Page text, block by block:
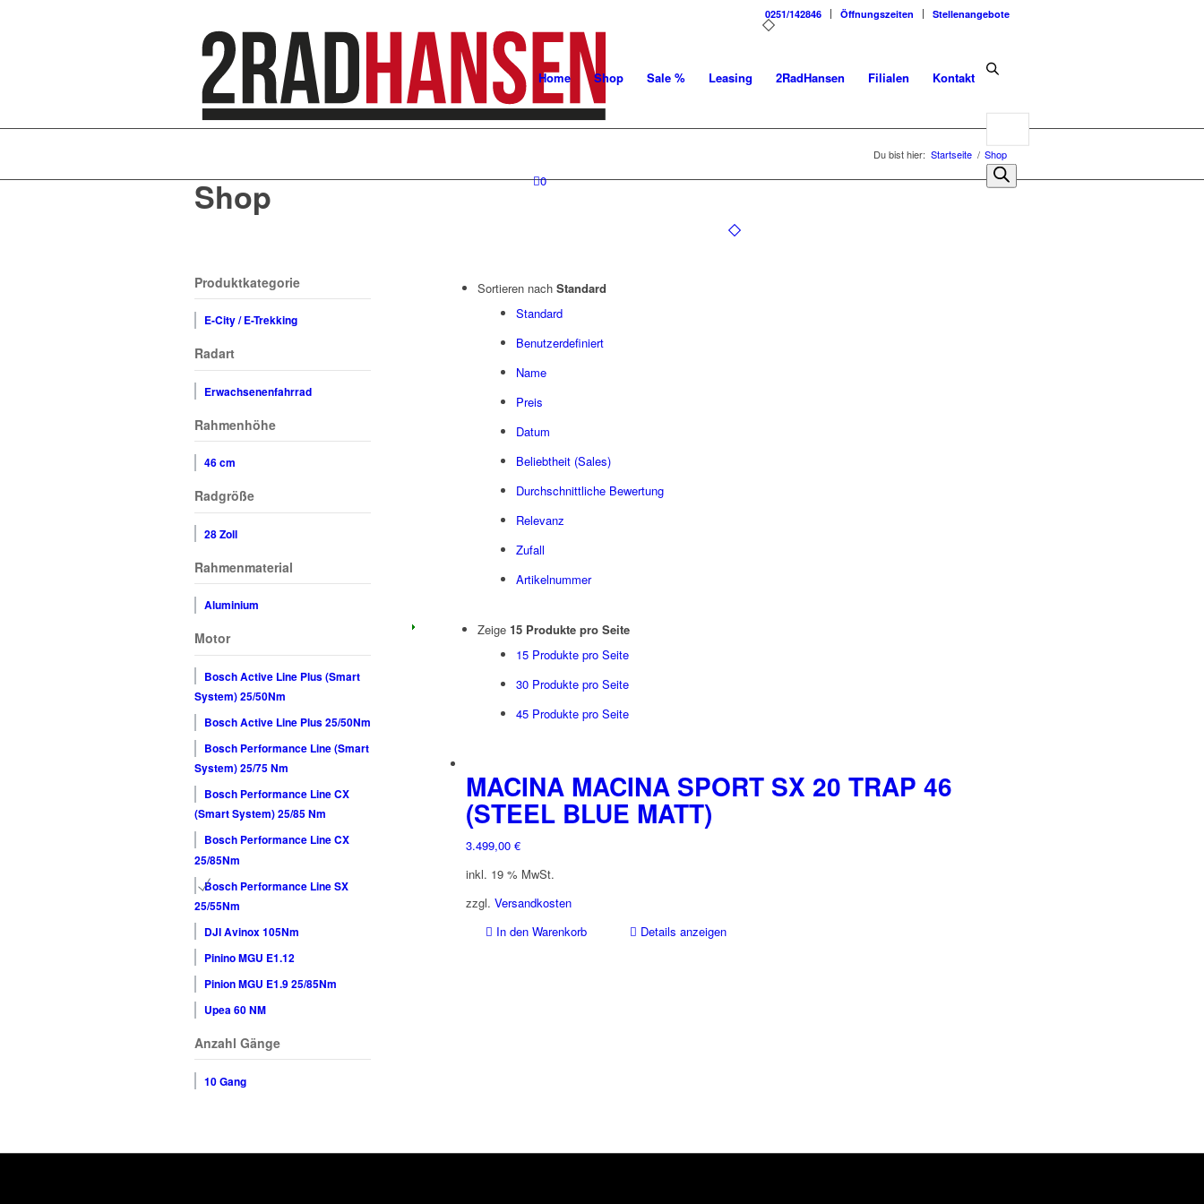
0251/142846 Öffnungszeiten Stellenangebote
Home Shop Sale % Leasing 2RadHansen Filialen Kontakt
Products
search
0
Du bist hier: Startseite / Shop
Shop
Sortieren nach Standard
Standard
Benutzerdefiniert
Name
Preis
Datum
Beliebtheit (Sales)
Durchschnittliche Bewertung
Relevanz
Zufall
Artikelnummer
Zeige 15 Produkte pro Seite
15 Produkte pro Seite
30 Produkte pro Seite
45 Produkte pro Seite
MACINA MACINA SPORT SX 20 TRAP 46
(STEEL BLUE MATT)
3.499,00 €
inkl. 19 % MwSt.
zzgl. Versandkosten
In den Warenkorb
Details anzeigen
Produktkategorie
E-City / E-Trekking
Radart
Erwachsenenfahrrad
Rahmenhöhe
46 cm
Radgröße
28 Zoll
Rahmenmaterial
Aluminium
Motor
Bosch Active Line Plus (Smart
System) 25/50Nm
Bosch Active Line Plus 25/50Nm
Bosch Performance Line (Smart
System) 25/75 Nm
Bosch Performance Line CX
(Smart System) 25/85 Nm
Bosch Performance Line CX
25/85Nm
Bosch Performance Line SX
25/55Nm
DJI Avinox 105Nm
Pinino MGU E1.12
Pinion MGU E1.9 25/85Nm
Upea 60 NM
Anzahl Gänge
10 Gang